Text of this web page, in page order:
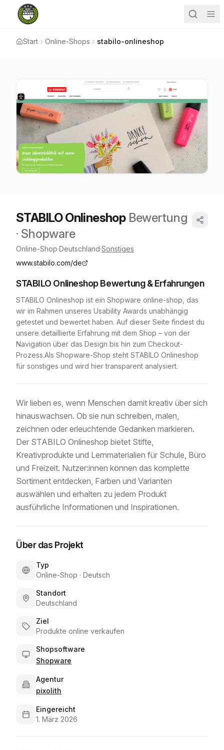
Start Online-Shops stabilo-onlineshop
STABILO OnlineshopBewertung
· Shopware
Online-Shop·Deutschland·Sonstiges
www.stabilo.com/de
STABILO OnlineshopBewertung & Erfahrungen
STABILO Onlineshop ist ein Shopware online-shop , das
wir im Rahmen unseres Usability Awards unabhängig
getestet und bewertet haben. Auf dieser Seite findest du
unsere detaillierte Erfahrung mit dem Shop – von der
Navigation über das Design bis hin zum Checkout-
Prozess.Als Shopware-Shop steht STABILO Onlineshop
für sonstiges und wird hier transparent analysiert.
Wir lieben es, wenn Menschen damit kreativ über sich
hinauswachsen. Ob sie nun schreiben, malen,
zeichnen oder erleuchtende Gedanken markieren.
Der STABILO Onlineshop bietet Stifte,
Kreativprodukte und Lernmaterialien für Schule, Büro
und Freizeit. Nutzer:innen können das komplette
Sortiment entdecken, Farben und Varianten
auswählen und erhalten zu jedem Produkt
ausführliche Informationen und Inspirationen.
Über das Projekt
Typ
Online-Shop · Deutsch
Standort
Deutschland
Ziel
Produkte online verkaufen
Shopsoftware
Shopware
Agentur
pixolith
Eingereicht
1. März 2026